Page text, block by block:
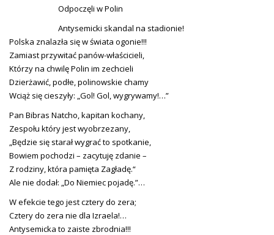
Odpoczęli w Polin
Antysemicki skandal na stadionie!
Polska znalazła się w świata ogonie!!!
Zamiast przywitać panów-właścicieli,
Którzy na chwilę Polin im zechcieli
Dzierżawić, podłe, polinowskie chamy
Wciąż się cieszyły: „Gol! Gol, wygrywamy!…”
Pan Bibras Natcho, kapitan kochany,
Zespołu który jest wyobrzezany,
„Będzie się starał wygrać to spotkanie,
Bowiem pochodzi – zacytuję zdanie –
Z rodziny, która pamięta Zagładę.“
Ale nie dodał: „Do Niemiec pojadę.”…
W efekcie tego jest cztery do zera;
Cztery do zera nie dla Izraela!…
Antysemicka to zaiste zbrodnia!!!